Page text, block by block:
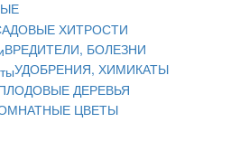
ХИТРОСТИ
ВРЕДИТЕЛИ, БОЛЕЗНИ
УДОБРЕНИЯ, ХИМИКАТЫ
ДЕРЕВЬЯ
ЦВЕТЫ